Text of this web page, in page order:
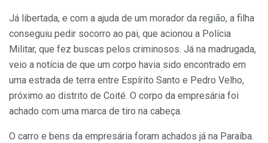
Já libertada, e com a ajuda de um morador da região, a filha
conseguiu pedir socorro ao pai, que acionou a Polícia
Militar, que fez buscas pelos criminosos. Já na madrugada,
veio a notícia de que um corpo havia sido encontrado em
uma estrada de terra entre Espírito Santo e Pedro Velho,
próximo ao distrito de Coité. O corpo da empresária foi
achado com uma marca de tiro na cabeça.
O carro e bens da empresária foram achados já na Paraíba.